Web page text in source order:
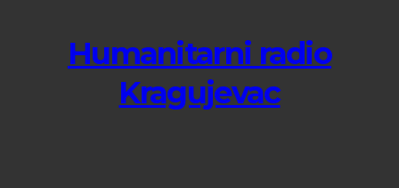
Humanitarni radio
Kragujevac